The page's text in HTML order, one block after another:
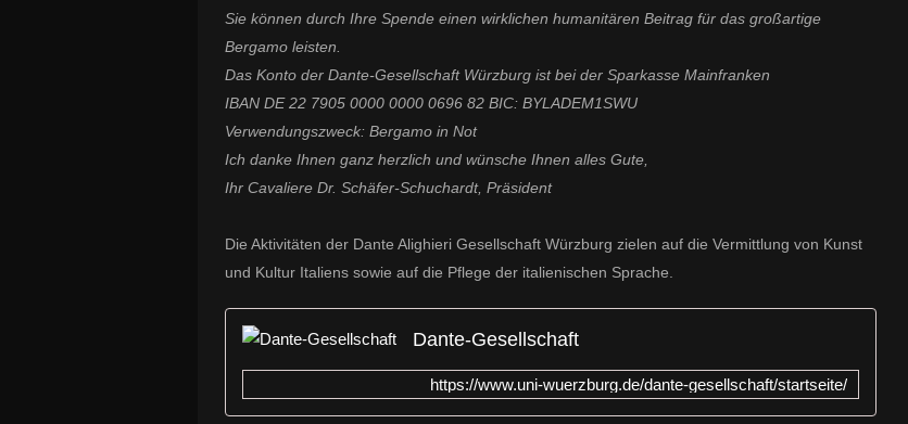
Sie können durch Ihre Spende einen wirklichen humanitären Beitrag für das großartige
Bergamo leisten.
Das Konto der Dante-Gesellschaft Würzburg ist bei der Sparkasse Mainfranken
IBAN DE 22 7905 0000 0000 0696 82 BIC: BYLADEM1SWU
Verwendungszweck: Bergamo in Not
Ich danke Ihnen ganz herzlich und wünsche Ihnen alles Gute,
Ihr Cavaliere Dr. Schäfer-Schuchardt, Präsident
Die Aktivitäten der Dante Alighieri Gesellschaft Würzburg zielen auf die Vermittlung von Kunst
und Kultur Italiens sowie auf die Pflege der italienischen Sprache.
Dante-Gesellschaft
https://www.uni-wuerzburg.de/dante-gesellschaft/startseite/